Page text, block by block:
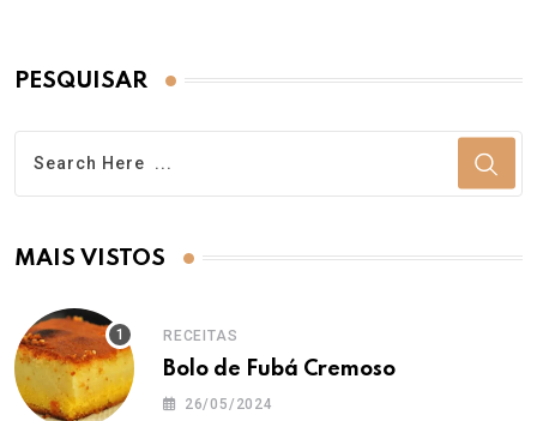
PESQUISAR
MAIS VISTOS
RECEITAS
Bolo de Fubá Cremoso
26/05/2024